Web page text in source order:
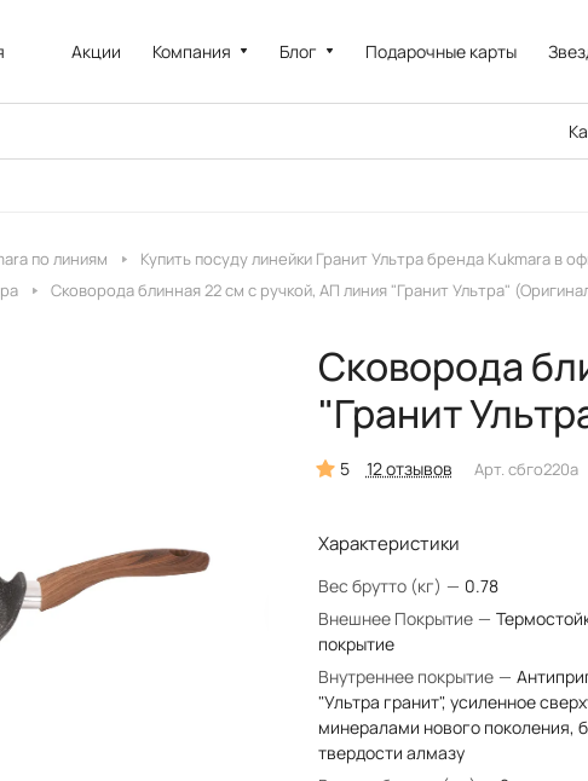
Акции Компания Блог Подарочные карты
по линиям
Купить посуду линейки Гранит Ультра бренда Kukmara в
Сковорода блинная 22 см с ручкой, АП линия "Гранит Ультра"
Сковорода
"Гранит
5 12 отзывов Арт. сбго220а
Характеристики
Вес брутто (кг) — 0.78
Внешнее Покрытие —
покрытие
Внутреннее покрытие —
"Ультра гранит", усиленное
минералами нового поколения,
твердости алмазу